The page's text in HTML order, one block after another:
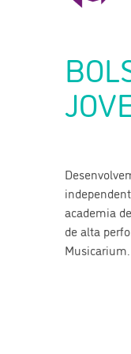
academia
de alta
Musicarium.